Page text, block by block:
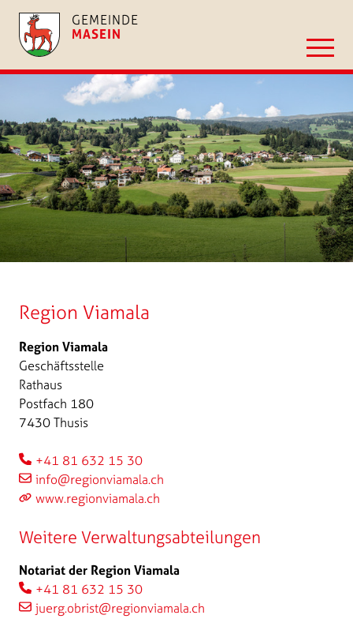
GEMEINDE
MASEIN
Region Viamala
Region Viamala
Geschäftsstelle
Rathaus
Postfach 180
7430 Thusis
+41 81 632 15 30
info@regionviamala.ch
www.regionviamala.ch
Weitere Verwaltungsabteilungen
Notariat der Region Viamala
+41 81 632 15 30
juerg.obrist@regionviamala.ch